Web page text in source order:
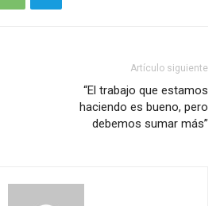
Artículo siguiente
“El trabajo que estamos
haciendo es bueno, pero
debemos sumar más”